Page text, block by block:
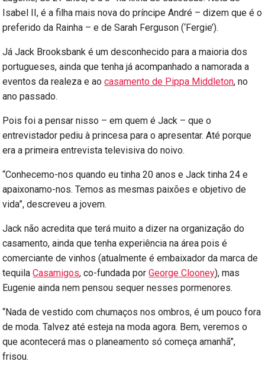
Isabel II, é a filha mais nova do príncipe André – dizem que é o
preferido da Rainha – e de Sarah Ferguson (‘Fergie’).
Já Jack Brooksbank é um desconhecido para a maioria dos
portugueses, ainda que tenha já acompanhado a namorada a
eventos da realeza e aocasamento de Pippa Middleton, no
ano passado.
Pois foi a pensar nisso – em quem é Jack – que o
entrevistador pediu à princesa para o apresentar. Até porque
era a primeira entrevista televisiva do noivo.
“Conhecemo-nos quando eu tinha 20 anos e Jack tinha 24 e
apaixonamo-nos. Temos as mesmas paixões e objetivo de
vida”, descreveu a jovem.
Jack não acredita que terá muito a dizer na organização do
casamento, ainda que tenha experiência na área pois é
comerciante de vinhos (atualmente é embaixador da marca de
tequilaCasamigos, co-fundada porGeorge Clooney), mas
Eugenie ainda nem pensou sequer nesses pormenores.
“Nada de vestido com chumaços nos ombros, é um pouco fora
de moda. Talvez até esteja na moda agora. Bem, veremos o
que acontecerá mas o planeamento só começa amanhã”,
frisou.